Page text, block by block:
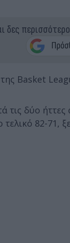
δες περισσότερο
Basket
τις δύο
τελικό 82-